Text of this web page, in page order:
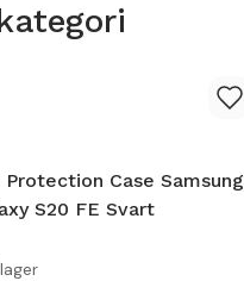
Protection Case Samsung
S20 FE Svart